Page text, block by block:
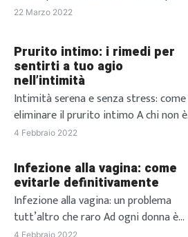
tutti quel fatidico momento della
a dormire, attenendo con ansia il
momento in cui potrai finalmente
posare la testa sul cuscino e,
puntualmente passi la notte a girarti e
rigirarti nel letto […]
22 Marzo 2022
Prurito intimo: i rimedi per
sentirti a tuo agio
nell’intimità
Intimità serena e senza stress: come
eliminare il prurito intimo A chi non è
mai capitato di soffrire di prurito
peggiorare la situazione può essere la
sua comparsa in momenti particolari.
Capita, infatti, a molte donne di
soffrire di irritazioni, prudore intimo e
bruciore, tutte situazioni che
4 Febbraio 2022
Infezione alla vagina: come
evitarle definitivamente
Infezione alla vagina: un problema
tutt’altro che raro Ad ogni donna è
4 Febbraio 2022